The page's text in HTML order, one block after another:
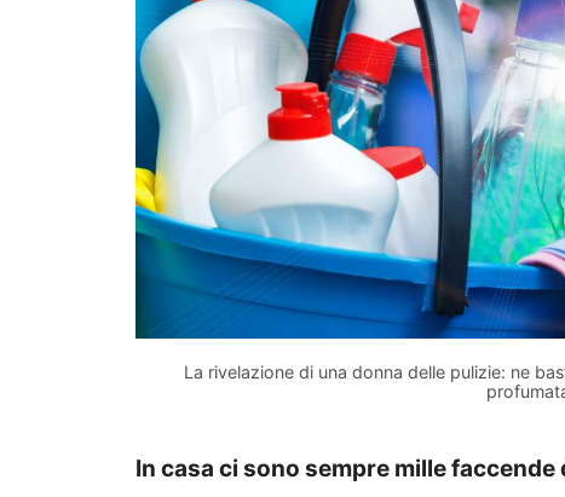
La rivelazione di una donna delle pulizie: ne
In casa ci sono sempre mille faccende